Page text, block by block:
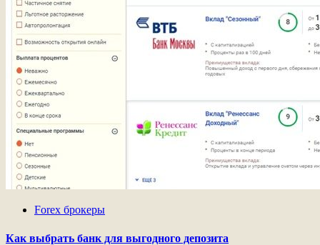
Forex брокеры
Как выбрать банк для выгодного депозита